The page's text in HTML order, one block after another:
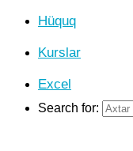
Hüquq
Kurslar
Excel
Search for: